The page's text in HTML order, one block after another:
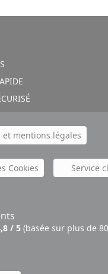
mentions légales
Cookies Service
/ 5 (basée sur plus de